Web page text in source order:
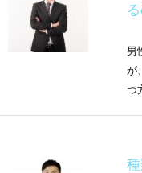
男
が
つ